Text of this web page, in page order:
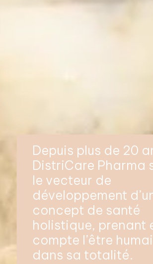
Depuis plus de 20
DistriCare Pharma
le vecteur de
développement
concept de santé
holistique, prenant
compte l’être
dans sa totalité.